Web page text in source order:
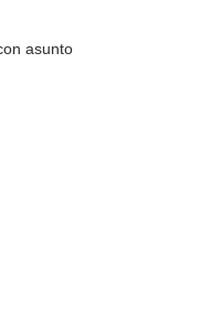
asunto